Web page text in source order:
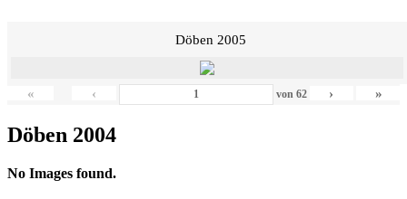
Döben 2005
« ‹ von 62 › »
Döben 2004
No Images found.